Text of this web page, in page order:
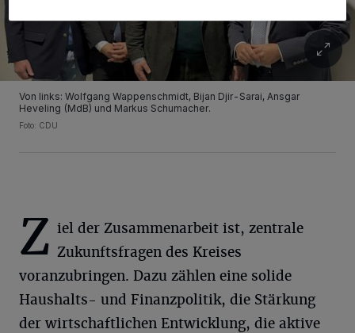
Von links: Wolfgang Wappenschmidt, Bijan Djir-Sarai, Ansgar
Heveling (MdB) und Markus Schumacher.
Foto: CDU
Z iel der Zusammenarbeit ist, zentrale
Zukunftsfragen des Kreises
voranzubringen. Dazu zählen eine solide
Haushalts- und Finanzpolitik, die Stärkung
der wirtschaftlichen Entwicklung, die aktive